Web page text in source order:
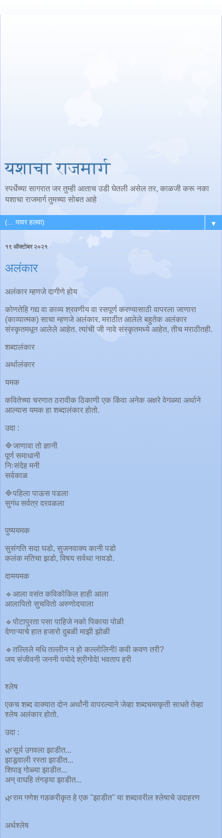
यशाचा राजमार्ग
स्पर्धेच्या सागरात जर तुम्ही आताच उडी घेतली असेल तर, काळजी करू नका
यशाचा राजमार्ग तुमच्या सोबत आहे
▼
१९ ऑक्टोबर २०२१
अलंकार
अलंकार म्हणजे दागीणे होय
कोणतेहि गद्य वा काव्य श्रवणीय वा रसपूर्ण करण्यासाठी वापरला जाणारा
(काव्यात्मक) साचा म्हणजे अलंकार. मराठीत आलेले बहुतेक अलंकार
संस्कृतमधून आलेले आहेत. त्यांची जी नावे संस्कृतमध्ये आहेत, तीच मराठीतही.
शब्दालंकार
अर्थालंकार
यमक
कवितेच्या चरणात ठरावीक ठिकाणी एक किंवा अनेक अक्षरे वेगळ्या अर्थाने
आल्यास यमक हा शब्दालंकार होतो.
उदा :
🔷जाणावा तो ज्ञानी
पूर्ण समाधानी
निःसंदेह मनी
सर्वकाळ
🔷पहिला पाऊस पडला
सुगंध सर्वत्र दरवळला
पुष्ययमक
सुसंगति सदा घडो, सुजनवाक्य कानी पडो
कलंक मतिचा झडो, विषय सर्वथा नावडो.
दामयमक
🔹आला वसंत कविकोकिल हाही आला
आलापितो सुचवितो अरुणोदयाला
🔹पोटापुरता पसा पाहिजे नको पिकाया पोळी
देणाऱ्याचे हात हजारो दुबळी माझी झोळी
🔹तल्लिले मधि तल्लीन न हो कल्लोलिनी! कवी कवण तरी?
जय संजीवनी जननी पयोदे श्रीगोदे! भवताप हरी
श्लेष
एकच शब्द वाक्यात दोन अर्थांनी वापरल्याने जेव्हा शब्दचमत्कृती साधते तेव्हा
श्लेष अलंकार होतो.
उदा :
🌿सूर्य उगवला झाडीत...
झाडूवाली रस्ता झाडीत...
शिपाइ गोळ्या झाडीत...
अन् वाघहि तंगड्या झाडीत...
🌿राम गणेश गडकरीकृत हे एक "झाडीत" या शब्दावरील श्लेषाचे उदाहरण
अर्थश्लेष